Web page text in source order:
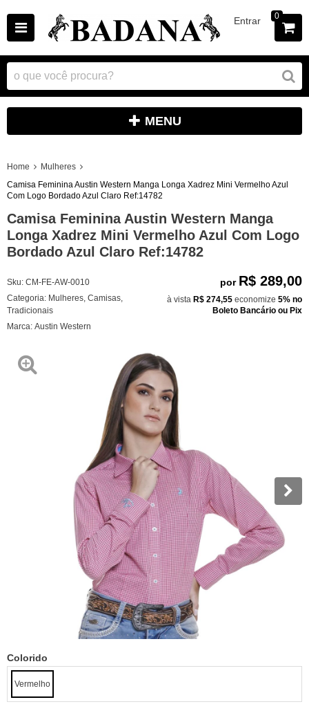
Entrar 0
MENU
Home
Mulheres
Camisa Feminina Austin Western Manga Longa Xadrez Mini Vermelho Azul
Com Logo Bordado Azul Claro Ref:14782
Camisa Feminina Austin Western Manga
Longa Xadrez Mini Vermelho Azul Com Logo
Bordado Azul Claro Ref:14782
Sku: CM-FE-AW-0010
Categoria: Mulheres Camisas
Tradicionais
Marca: Austin Western
por R$ 289,00
à vista R$ 274,55 economize 5% no
Boleto Bancário ou Pix
Colorido
Vermelho